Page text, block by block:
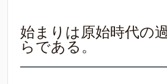
始まりは原始時代の
らである。